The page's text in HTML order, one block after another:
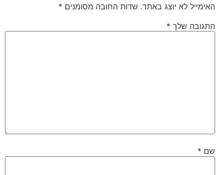
האימייל לא יוצג באתר. שדות החובה מסומנים *
התגובה שלך *
שם *